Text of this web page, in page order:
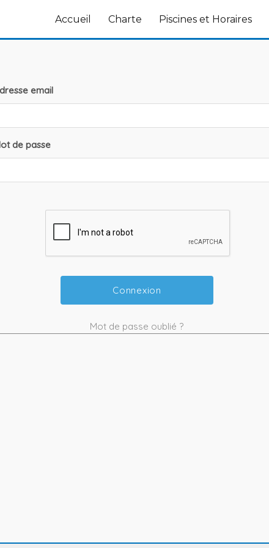
Accueil Charte Piscines et Horaires
email
de passe
Mot de passe oublié ?